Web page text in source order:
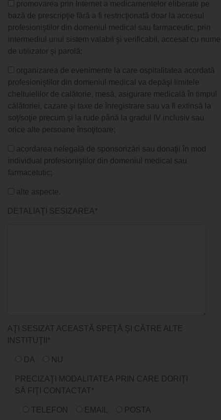
promovarea prin Internet a medicamentelor eliberate pe
bază de prescripţie fără a fi restricţionată doar la accesul
profesioniştilor din domeniul medical sau farmaceutic, prin
intermediul unui sistem valabil şi verificabil, accesat cu nume
de utilizator şi parolă;
organizarea de evenimente la care ospitalitatea acordată
profesioniştilor din domeniul medical va depăşi limitele
cheltuielilor de calătorie, mesă, asigurare medicală în timpul
călătoriei, cazare şi taxe de înregistrare sau va fi extinsă la
soţ/soţie precum şi la rude până la gradul IV inclusiv sau
orice alte persoane însoţitoare;
acordarea nelegală de sponsorizări sau donaţii în mod
individual profesioniştilor din domeniul medical sau
farmacetutic;
alte aspecte.
DETALIAŢI SESIZAREA*
AŢI SESIZAT ACEASTĂ SPEŢĂ ŞI CĂTRE ALTE
INSTITUŢII*
DA NU
PRECIZAŢI MODALITATEA PRIN CARE DORIŢI
SĂ FIŢI CONTACTAT*
TELEFON EMAIL POSTA